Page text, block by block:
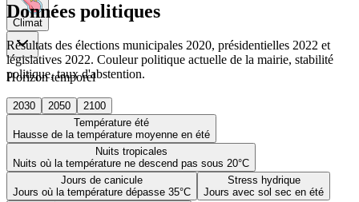
Climat
Horizon temporel
2030 2050
2100
Température été
Hausse de la température moyenne en été
Nuits tropicales
Nuits où la température ne descend pas sous 20°C
Jours de canicule
Jours où la température dépasse 35°C
Stress hydrique
Jours avec sol sec en été
Données politiques
Résultats des élections municipales 2020, présidentielles 2022 et
législatives 2022. Couleur politique actuelle de la mairie, stabilité
politique, taux d'abstention.